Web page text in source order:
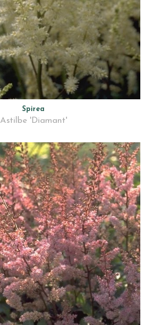
Spirea
Astilbe 'Diamant'